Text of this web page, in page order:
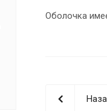
Оболочка